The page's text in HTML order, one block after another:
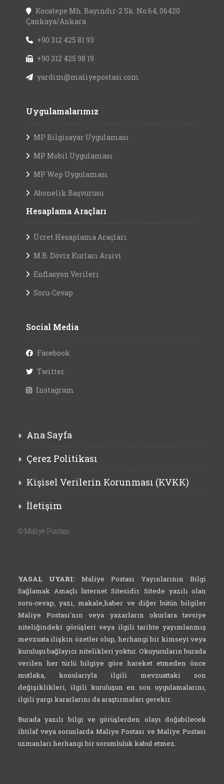
Kocatepe Mh. Bayındır-2 Sk. No:64, 06420
Çankaya/Ankara
+90 312 425 81 93
+90 312 425 98 19
yardim@maliyepostasi.com
Uygulamalarımız
MP Bilgisayar Uygulaması
MP Mobil Uygulaması
MP Wep Uygulaması
Abonelik Başvurusu
Hesaplama Araçları
Ücret Hesaplama Araçları
M.B. Döviz Kurları Arşivi
Enflasyon Verileri
Soru-Cevap
Social Media
Facebook
Twitter
Instagram
Ana Sayfa
Çerez Politikası
Kişisel Verilerin Korunması (KVKK)
İletişim
©Maliye Postası
YASAL UYARI: Maliye Postası Yayınlarının Bilgi
Sağlamak Amaçlı İnternet Sitesidir. Sitede yazılı olan
soru-cevap, yazı, makale,haber ve diğer bütün bilgiler
Maliye Postası'nın veya yazarların okurlara tavsiye
niteliğindeki görüşleri veya ilgili tarihte yayımlanmış
mevzuata ilişkin özetler olup, herhangi bir kimseyi veya
kuruluşu bağlayıcı nitelikleri yoktur. Okuyucuların burada
verilen her türlü bilgiye göre hareket etmeden önce
mutlaka, konularıyla ilgili mevzuattaki son
değişiklikleri, ilgili kuruluşun en son uygulamalarını,
ilgili yargı kararlarını da araştırmaları gerekir.
Burada yazılı bilgi ve görüşlerden olayı doğabilecek
ihtilaf veya sorunlarda Maliye Postası ve Maliye Postası
uzmanları herhangi bir sorumluluk kabul etmez.